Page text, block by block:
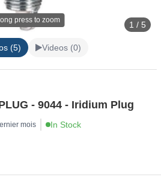
press to zoom 1 / 5
(5) Videos (0)
- 9044 - Iridium Plug
mois In Stock